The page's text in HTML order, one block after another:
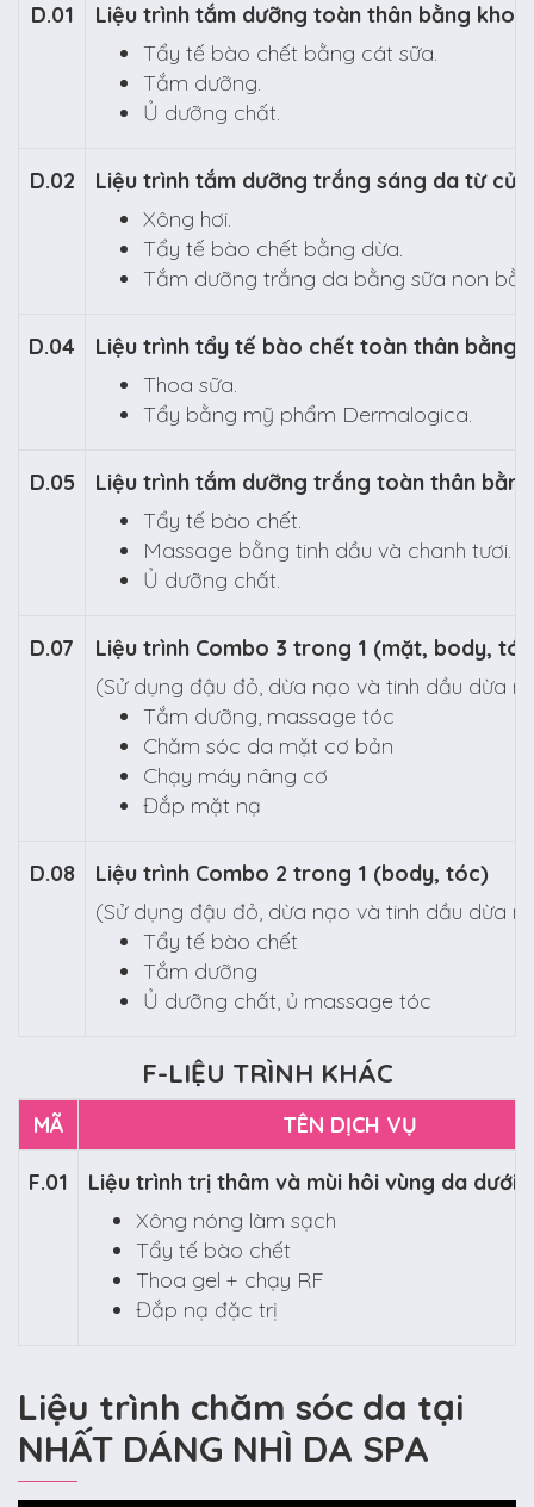
D.01
Liệu trình tắm dưỡng toàn thân bằng
Tẩy tế bào chết bằng cát sữa.
Tắm dưỡng.
Ủ dưỡng chất.
D.02
Liệu trình tắm dưỡng trắng sáng da từ củ
Xông hơi.
Tẩy tế bào chết bằng dừa.
Tắm dưỡng trắng da bằng sữa non
D.04
Liệu trình tẩy tế bào chết toàn thân bằng
Thoa sữa.
Tẩy bằng mỹ phẩm Dermalogica.
D.05
Liệu trình tắm dưỡng trắng toàn thân
Tẩy tế bào chết.
Massage bằng tinh dầu và chanh tươi.
Ủ dưỡng chất.
D.07
Liệu trình Combo 3 trong 1 (mặt, body,
(Sử dụng đậu đỏ, dừa nạo và tinh dầu dừa
Tắm dưỡng, massage tóc
Chăm sóc da mặt cơ bản
Chạy máy nâng cơ
Đắp mặt nạ
D.08
Liệu trình Combo 2 trong 1 (body, tóc)
(Sử dụng đậu đỏ, dừa nạo và tinh dầu dừa
Tẩy tế bào chết
Tắm dưỡng
Ủ dưỡng chất, ủ massage tóc
F-LIỆU TRÌNH KHÁC
MÃ TÊN DỊCH VỤ
F.01
Liệu trình trị thâm và mùi hôi vùng da dưới
Xông nóng làm sạch
Tẩy tế bào chết
Thoa gel + chạy RF
Đắp nạ đặc trị
Liệu trình chăm sóc da tại
NHẤT DÁNG NHÌ DA SPA